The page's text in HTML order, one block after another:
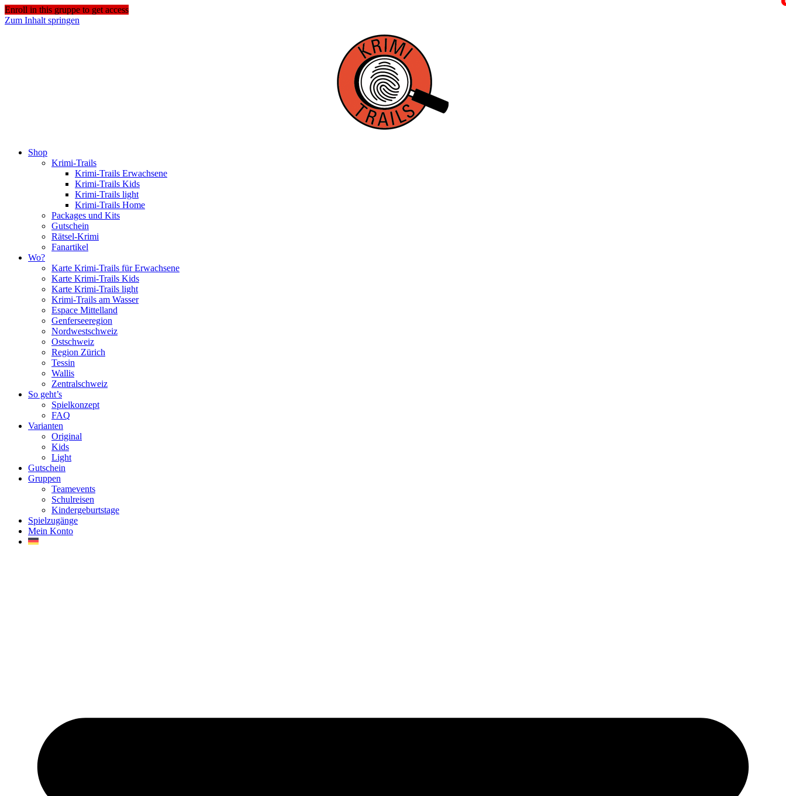
Enroll in this gruppe to get access
Zum Inhalt springen
Shop
Krimi-Trails
Krimi-Trails Erwachsene
Krimi-Trails Kids
Krimi-Trails light
Krimi-Trails Home
Packages und Kits
Gutschein
Rätsel-Krimi
Fanartikel
Wo?
Karte Krimi-Trails für Erwachsene
Karte Krimi-Trails Kids
Karte Krimi-Trails light
Krimi-Trails am Wasser
Espace Mittelland
Genferseeregion
Nordwestschweiz
Ostschweiz
Region Zürich
Tessin
Wallis
Zentralschweiz
So geht’s
Spielkonzept
FAQ
Varianten
Original
Kids
Light
Gutschein
Gruppen
Teamevents
Schulreisen
Kindergeburtstage
Spielzugänge
Mein Konto